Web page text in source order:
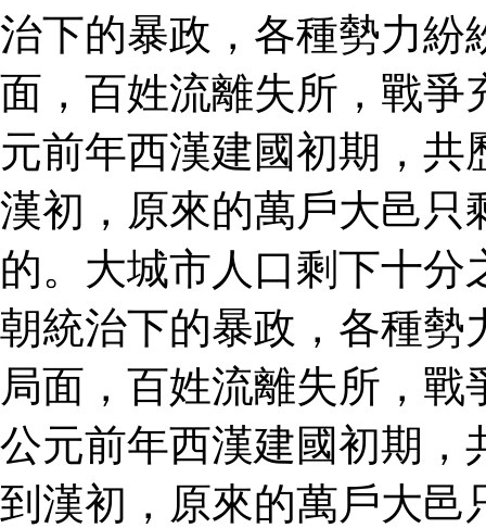
治下的暴政，各種勢力紛
面，百姓流離失所，戰爭
元前年西漢建國初期，
漢初，原來的萬戶大邑只
的。大城市人口剩下十
朝統治下的暴政，各種勢
局面，百姓流離失所，
公元前年西漢建國初期，
到漢初，原來的萬戶大邑